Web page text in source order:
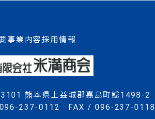
事業内容採用情報
熊本県上益城郡嘉島町鯰1498-2
237-0112 FAX / 096-237-0118